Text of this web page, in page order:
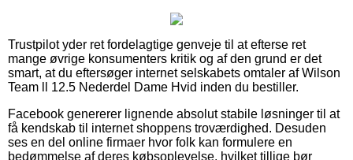
Trustpilot yder ret fordelagtige genveje til at efterse ret
mange øvrige konsumenters kritik og af den grund er det
smart, at du eftersøger internet selskabets omtaler af Wilson
Team ll 12.5 Nederdel Dame Hvid inden du bestiller.
Facebook genererer lignende absolut stabile løsninger til at
få kendskab til internet shoppens troværdighed. Desuden
ses en del online firmaer hvor folk kan formulere en
bedømmelse af deres købsoplevelse, hvilket tillige bør